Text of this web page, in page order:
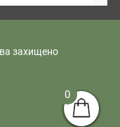
захищено
0